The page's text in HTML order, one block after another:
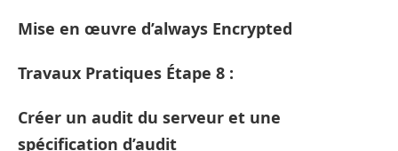
Mise en œuvre d’always Encrypted
Travaux Pratiques Étape 8 :
Créer un audit du serveur et une
spécification d’audit